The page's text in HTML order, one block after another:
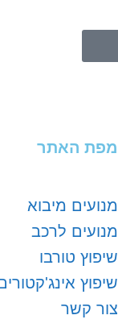
מפת האתר
מנועים מיבוא
מנועים לרכב
שיפוץ טורבו
שיפוץ
צור קשר